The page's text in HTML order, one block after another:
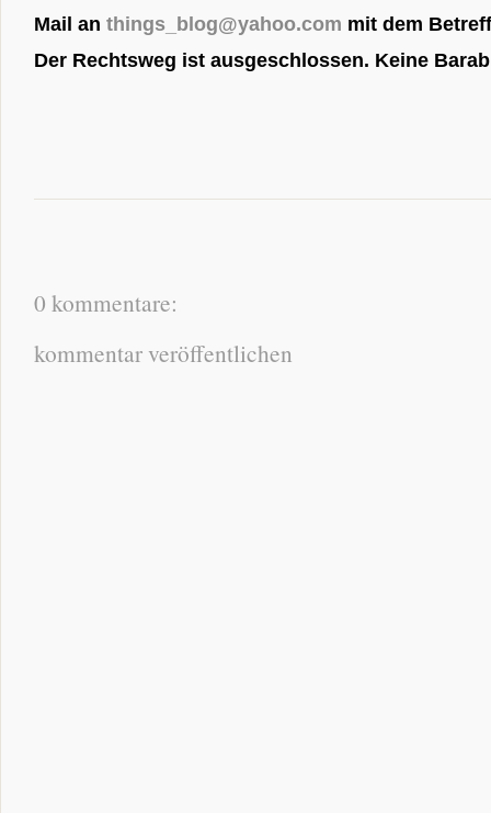
Mail an things_blog@yahoo.com mit dem
Der Rechtsweg ist ausgeschlossen. Keine
0 kommentare:
kommentar veröffentlichen